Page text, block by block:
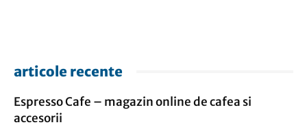
articole recente
Espresso Cafe – magazin online de cafea si
accesorii